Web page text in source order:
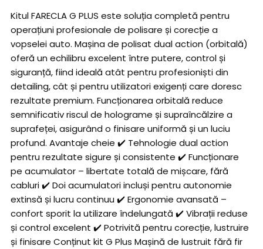
Kitul FARECLA G PLUS este soluția completă pentru
operațiuni profesionale de polisare și corecție a
vopselei auto. Mașina de polisat dual action (orbitală)
oferă un echilibru excelent între putere, control și
siguranță, fiind ideală atât pentru profesioniști din
detailing, cât și pentru utilizatori exigenți care doresc
rezultate premium. Funcționarea orbitală reduce
semnificativ riscul de holograme și supraîncălzire a
suprafeței, asigurând o finisare uniformă și un luciu
profund. Avantaje cheie ✔️ Tehnologie dual action
pentru rezultate sigure și consistente ✔️ Funcționare
pe acumulator – libertate totală de mișcare, fără
cabluri ✔️ Doi acumulatori incluși pentru autonomie
extinsă și lucru continuu ✔️ Ergonomie avansată –
confort sporit la utilizare îndelungată ✔️ Vibrații reduse
și control excelent ✔️ Potrivită pentru corecție, lustruire
și finisare Conținut kit G Plus Mașină de lustruit fără fir